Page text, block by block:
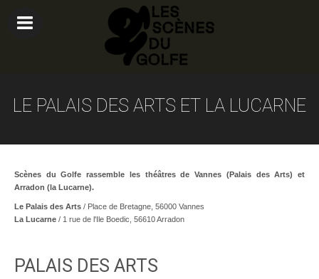
LE PALAIS DES ARTS ET LA LUCARNE
Scènes du Golfe rassemble les théâtres de Vannes (Palais des Arts) et
Arradon (la Lucarne).
Le Palais des Arts / Place de Bretagne, 56000 Vannes
La Lucarne / 1 rue de l'Ile Boedic, 56610 Arradon
PALAIS DES ARTS